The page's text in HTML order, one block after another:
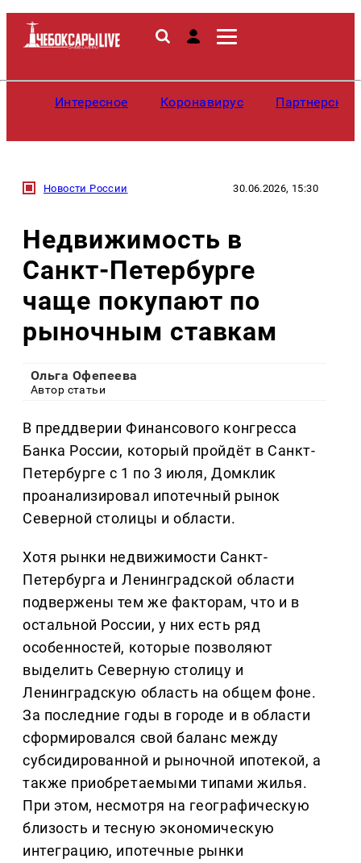
Интересное Коронавирус
Новости России 30.06.2026, 15:30
Недвижимость в
Санкт-Петербурге
чаще покупают по
рыночным ставкам
Ольга Офепеева
Автор статьи
В преддверии Финансового конгресса
Банка России, который пройдёт в Санкт-
Петербурге с 1 по 3 июля, Домклик
проанализировал ипотечный рынок
Северной столицы и области.
Хотя рынки недвижимости Санкт-
Петербурга и Ленинградской области
подвержены тем же факторам, что и в
остальной России, у них есть ряд
особенностей, которые позволяют
выделить Северную столицу и
Ленинградскую область на общем фоне.
За последние годы в городе и в области
сформировался свой баланс между
субсидированной и рыночной ипотекой, а
также приобретаемыми типами жилья.
При этом, несмотря на географическую
близость и тесную экономическую
интеграцию, ипотечные рынки